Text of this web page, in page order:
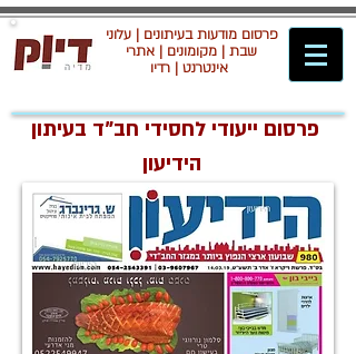
פרסום מודעות בעיתונים | עלוני
שבת | מקומונים | אתרי
פרסום ייעודי לחסידי חב"ד בעיתון